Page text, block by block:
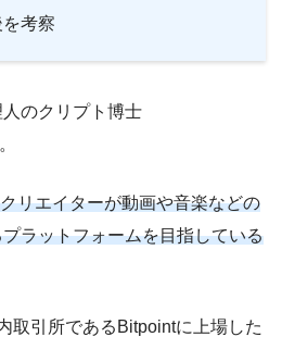
を考察
のクリプト博士
クリエイターが動画や音楽などの
ラットフォームを目指している
取引所であるBitpointに上場した